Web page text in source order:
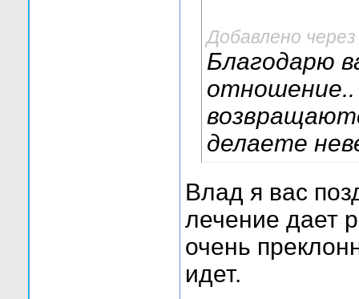
Добавлено
Благодарю
делаете
Влад я вас
лечение дает
очень
идет.